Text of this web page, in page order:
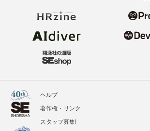
ヘルプ
著作権・リンク
スタッフ募集!